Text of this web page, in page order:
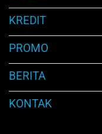
KREDIT
PROMO
BERITA
KONTAK